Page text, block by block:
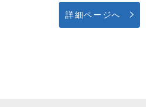
詳細ページへ